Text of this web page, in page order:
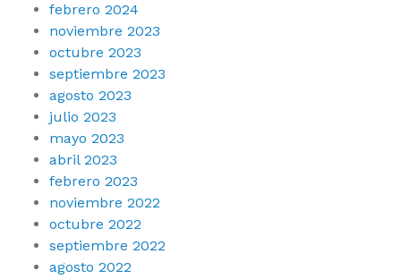
febrero 2024
noviembre 2023
octubre 2023
septiembre 2023
agosto 2023
julio 2023
mayo 2023
abril 2023
febrero 2023
noviembre 2022
octubre 2022
septiembre 2022
agosto 2022